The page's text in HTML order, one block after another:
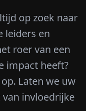
op zoek naar
leiders en
roer van een
impact heeft?
Laten we uw
invloedrijke